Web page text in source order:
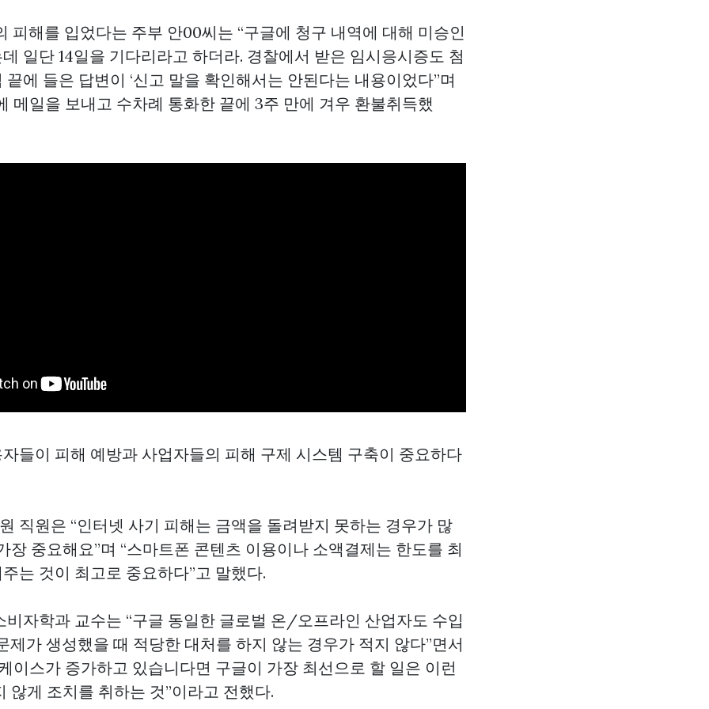
피해를 입었다는 주부 안00씨는 “구글에 청구 내역에 대해 미승인
일단 14일을 기다리라고 하더라. 경찰에서 받은 임시응시증도 첨
에 들은 답변이 ‘신고 말을 확인해서는 안된다는 내용이었다”며
메일을 보내고 수차례 통화한 끝에 3주 만에 겨우 환불취득했
들이 피해 예방과 사업자들의 피해 구제 시스템 구축이 중요하다
직원은 “인터넷 사기 피해는 금액을 돌려받지 못하는 경우가 많
장 중요해요”며 “스마트폰 콘텐츠 이용이나 소액결제는 한도를 최
는 것이 최고로 중요하다”고 말했다.
비자학과 교수는 “구글 동일한 글로벌 온/오프라인 산업자도 수입
제가 생성했을 때 적당한 대처를 하지 않는 경우가 적지 않다”면서
이스가 증가하고 있습니다면 구글이 가장 최선으로 할 일은 이런
않게 조치를 취하는 것”이라고 전했다.